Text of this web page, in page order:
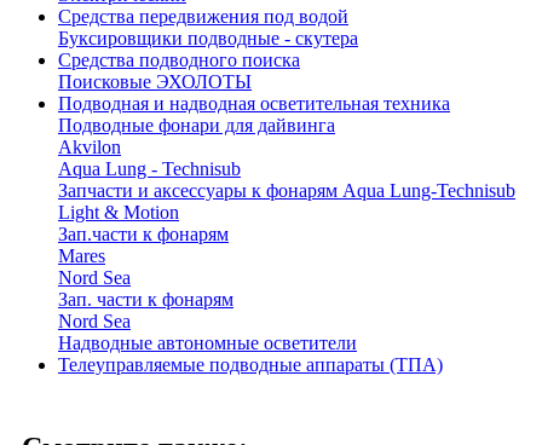
Средства передвижения под водой
Буксировщики подводные - скутера
Средства подводного поиска
Поисковые ЭХОЛОТЫ
Подводная и надводная осветительная техника
Подводные фонари для дайвинга
Akvilon
Aqua Lung - Technisub
Запчасти и аксессуары к фонарям Aqua Lung-Technisub
Light & Motion
Зап.части к фонарям
Mares
Nord Sea
Зап. части к фонарям
Nord Sea
Надводные автономные осветители
Телеуправляемые подводные аппараты (ТПА)